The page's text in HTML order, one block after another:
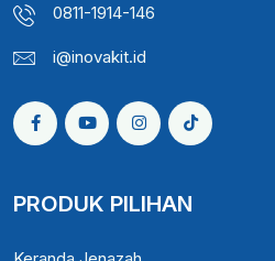
0811-1914-146
i@inovakit.id
PRODUK PILIHAN